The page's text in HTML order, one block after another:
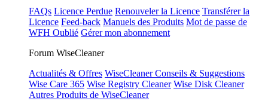
FAQs Licence Perdue Renouveler la Licence Transférer la
Licence Feed-back Manuels des Produits Mot de passe de
WFH Oublié Gérer mon abonnement
Forum WiseCleaner
Actualités & Offres WiseCleaner Conseils & Suggestions
Wise Care 365 Wise Registry Cleaner Wise Disk Cleaner
Autres Produits de WiseCleaner